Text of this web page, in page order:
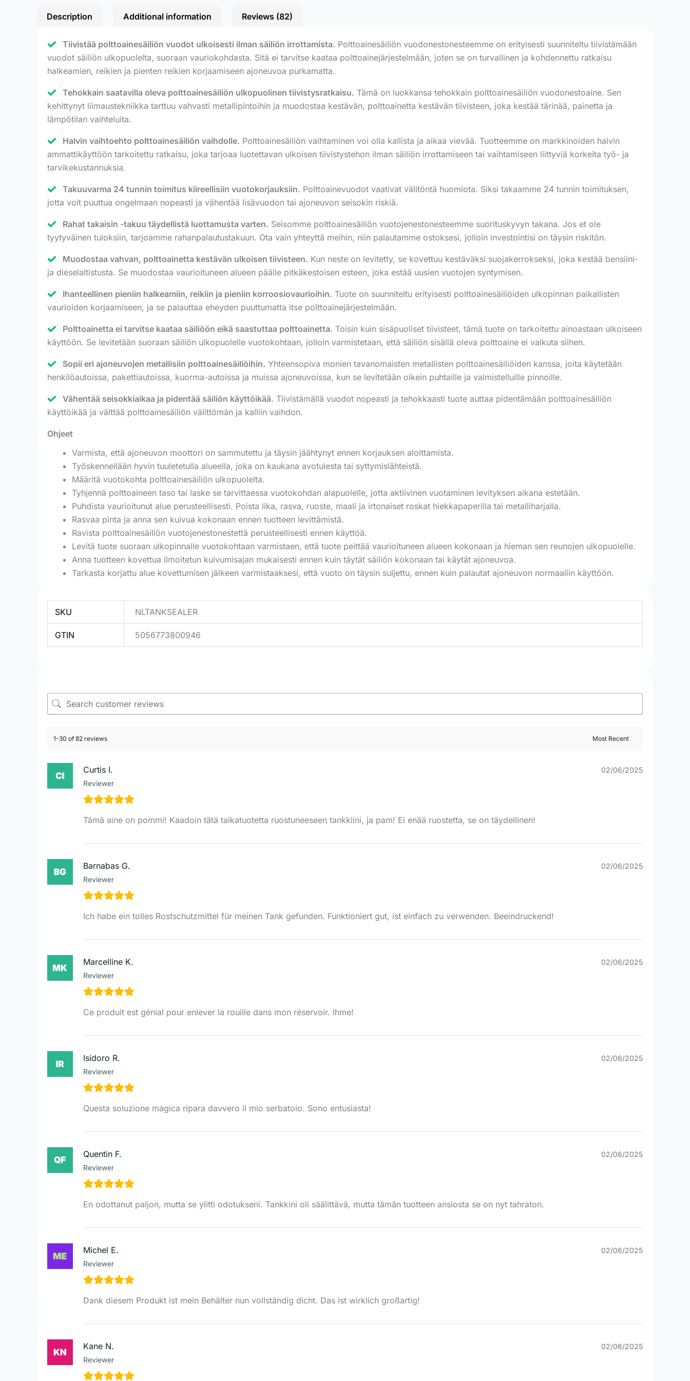
Description Additional information Reviews (82)
Tiivistää polttoainesäiliön vuodot ulkoisesti ilman säiliön irrottamista. Polttoainesäiliön vuodonestonesteemme on erityisesti suunniteltu tiivistämään
vuodot säiliön ulkopuolelta, suoraan vauriokohdasta. Sitä ei tarvitse kaataa polttoainejärjestelmään, joten se on turvallinen ja kohdennettu ratkaisu
halkeamien, reikien ja pienten reikien korjaamiseen ajoneuvoa purkamatta.
Tehokkain saatavilla oleva polttoainesäiliön ulkopuolinen tiivistysratkaisu. Tämä on luokkansa tehokkain polttoainesäiliön vuodonestoaine. Sen
kehittynyt liimaustekniikka tarttuu vahvasti metallipintoihin ja muodostaa kestävän, polttoainetta kestävän tiivisteen, joka kestää tärinää, painetta ja
lämpötilan vaihteluita.
Halvin vaihtoehto polttoainesäiliön vaihdolle. Polttoainesäiliön vaihtaminen voi olla kallista ja aikaa vievää. Tuotteemme on markkinoiden halvin
ammattikäyttöön tarkoitettu ratkaisu, joka tarjoaa luotettavan ulkoisen tiivistystehon ilman säiliön irrottamiseen tai vaihtamiseen liittyviä korkeita työ- ja
tarvikekustannuksia.
Takuuvarma 24 tunnin toimitus kiireellisiin vuotokorjauksiin. Polttoainevuodot vaativat välitöntä huomiota. Siksi takaamme 24 tunnin toimituksen,
jotta voit puuttua ongelmaan nopeasti ja vähentää lisävuodon tai ajoneuvon seisokin riskiä.
Rahat takaisin -takuu täydellistä luottamusta varten. Seisomme polttoainesäiliön vuotojenestonesteemme suorituskyvyn takana. Jos et ole
tyytyväinen tuloksiin, tarjoamme rahanpalautustakuun. Ota vain yhteyttä meihin, niin palautamme ostoksesi, jolloin investointisi on täysin riskitön.
Muodostaa vahvan, polttoainetta kestävän ulkoisen tiivisteen. Kun neste on levitetty, se kovettuu kestäväksi suojakerrokseksi, joka kestää bensiini-
ja dieselaltistusta. Se muodostaa vaurioituneen alueen päälle pitkäkestoisen esteen, joka estää uusien vuotojen syntymisen.
Ihanteellinen pieniin halkeamiin, reikiin ja pieniin korroosiovaurioihin. Tuote on suunniteltu erityisesti polttoainesäiliöiden ulkopinnan paikallisten
vaurioiden korjaamiseen, ja se palauttaa eheyden puuttumatta itse polttoainejärjestelmään.
Polttoainetta ei tarvitse kaataa säiliöön eikä saastuttaa polttoainetta. Toisin kuin sisäpuoliset tiivisteet, tämä tuote on tarkoitettu ainoastaan ulkoiseen
käyttöön. Se levitetään suoraan säiliön ulkopuolelle vuotokohtaan, jolloin varmistetaan, että säiliön sisällä oleva polttoaine ei vaikuta siihen.
Sopii eri ajoneuvojen metallisiin polttoainesäiliöihin. Yhteensopiva monien tavanomaisten metallisten polttoainesäiliöiden kanssa, joita käytetään
henkilöautoissa, pakettiautoissa, kuorma-autoissa ja muissa ajoneuvoissa, kun se levitetään oikein puhtaille ja valmistelluille pinnoille.
Vähentää seisokkiaikaa ja pidentää säiliön käyttöikää. Tiivistämällä vuodot nopeasti ja tehokkaasti tuote auttaa pidentämään polttoainesäiliön
käyttöikää ja välttää polttoainesäiliön välittömän ja kalliin vaihdon.
Ohjeet
Varmista, että ajoneuvon moottori on sammutettu ja täysin jäähtynyt ennen korjauksen aloittamista.
Työskennellään hyvin tuuletetulla alueella, joka on kaukana avotulesta tai syttymislähteistä.
Määritä vuotokohta polttoainesäiliön ulkopuolelta.
Tyhjennä polttoaineen taso tai laske se tarvittaessa vuotokohdan alapuolelle, jotta aktiivinen vuotaminen levityksen aikana estetään.
Puhdista vaurioitunut alue perusteellisesti. Poista lika, rasva, ruoste, maali ja irtonaiset roskat hiekkapaperilla tai metalliharjalla.
Rasvaa pinta ja anna sen kuivua kokonaan ennen tuotteen levittämistä.
Ravista polttoainesäiliön vuotojenestonestettä perusteellisesti ennen käyttöä.
Levitä tuote suoraan ulkopinnalle vuotokohtaan varmistaen, että tuote peittää vaurioituneen alueen kokonaan ja hieman sen reunojen ulkopuolelle.
Anna tuotteen kovettua ilmoitetun kuivumisajan mukaisesti ennen kuin täytät säiliön kokonaan tai käytät ajoneuvoa.
Tarkasta korjattu alue kovettumisen jälkeen varmistaaksesi, että vuoto on täysin suljettu, ennen kuin palautat ajoneuvon normaaliin käyttöön.
SKU NLTANKSEALER
GTIN 5056773800946
1-30 of 82 reviews
Curtis I.
Reviewer
02/06/2025
Tämä aine on pommi! Kaadoin tätä taikatuotetta ruostuneeseen tankkiini, ja pam! Ei enää ruostetta, se on täydellinen!
Barnabas G.
Reviewer
02/06/2025
Ich habe ein tolles Rostschutzmittel für meinen Tank gefunden. Funktioniert gut, ist einfach zu verwenden. Beeindruckend!
Marcelline K.
Reviewer
02/06/2025
Ce produit est génial pour enlever la rouille dans mon réservoir. Ihme!
Isidoro R.
Reviewer
02/06/2025
Questa soluzione magica ripara davvero il mio serbatoio. Sono entusiasta!
Quentin F.
Reviewer
02/06/2025
En odottanut paljon, mutta se ylitti odotukseni. Tankkini oli säälittävä, mutta tämän tuotteen ansiosta se on nyt tahraton.
Michel E.
Reviewer
02/06/2025
Dank diesem Produkt ist mein Behälter nun vollständig dicht. Das ist wirklich großartig!
Kane N.
Reviewer
02/06/2025